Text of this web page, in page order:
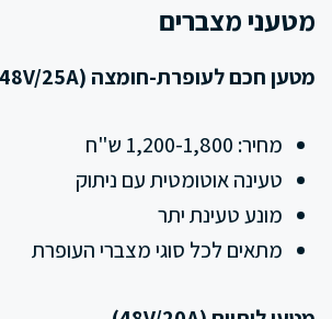
מטעני מצברים
מטען חכם לעופרת-חומצה (48V/25A)
מחיר: 1,200-1,800 ש"ח
טעינה אוטומטית עם ניתוק
מונע טעינת יתר
מתאים לכל סוגי מצברי העופרת